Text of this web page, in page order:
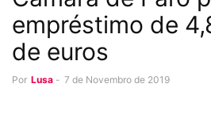
empréstimo de
de euros
Por Lusa - 7 de Novembro de 2019